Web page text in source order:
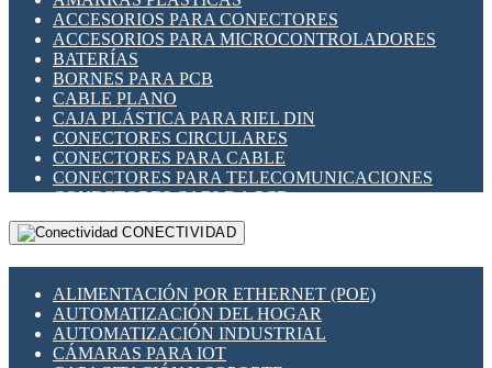
INDICADORES PARA PANEL
INTERFACES DE RELÉ
INTERRUPTORES FIN DE CARRERA
LLAVES CONMUTADORAS
MEDIDORES DE ENERGÍA Y TC'S DE CORRIENTE
MOTORES PASO A PASO
PANTALLAS HMI
PLC -CONTROLADORES LÓGICO PROGRAMABLES
PROGRAMADORES DE HORARIO
RELÉS DE PROTECCIÓN
SENSORES CAPACITIVOS
SENSORES INDUCTIVOS
TEMPORIZADORES
VARIACS
VARIADORES DE FRECUENCIA [VDF]
ACCESORIOS PARA CONECTORES
ACCESORIOS PARA MICROCONTROLADORES
BATERÍAS
BORNES PARA PCB
CABLE PLANO
CAJA PLÁSTICA PARA RIEL DIN
CONECTORES CIRCULARES
CONECTORES PARA CABLE
CONECTORES PARA TELECOMUNICACIONES
CONECTORES CABLE A PCB
CONECTORES PCB A CABLE
DIP SWITCHES
HERRAMIENTAS VARIAS
ILUMINACIÓN LED
INTERRUPTORES REED
INTERFACES DE RELÉ
CONECTIVIDAD
ALIMENTACIÓN POR ETHERNET (POE)
AUTOMATIZACIÓN DEL HOGAR
AUTOMATIZACIÓN INDUSTRIAL
CÁMARAS PARA IOT